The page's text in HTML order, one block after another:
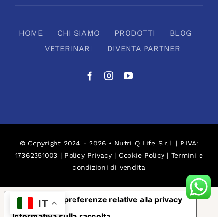
HOME CHI SIAMO PRODOTTI
BLOG
VETERINARI
DIVENTA PARTNER
© Copyright 2024 - 2026 • Nutri Q Life S.r.l. | P.IVA:
17362351003 | Policy Privacy | Cookie Policy | Termini e
condizioni di vendita
IT
Le tue preferenze relative alla privacy